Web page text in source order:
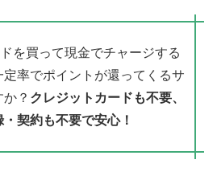
を買って現金でチャージする
率でポイントが還ってくるサ
？ クレジットカードも不要、
契約も不要で安心！